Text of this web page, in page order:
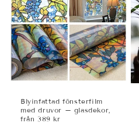
k
t
s
e
Blyinfattad fönsterfilm
med druvor – glasdekor,
från 389 kr